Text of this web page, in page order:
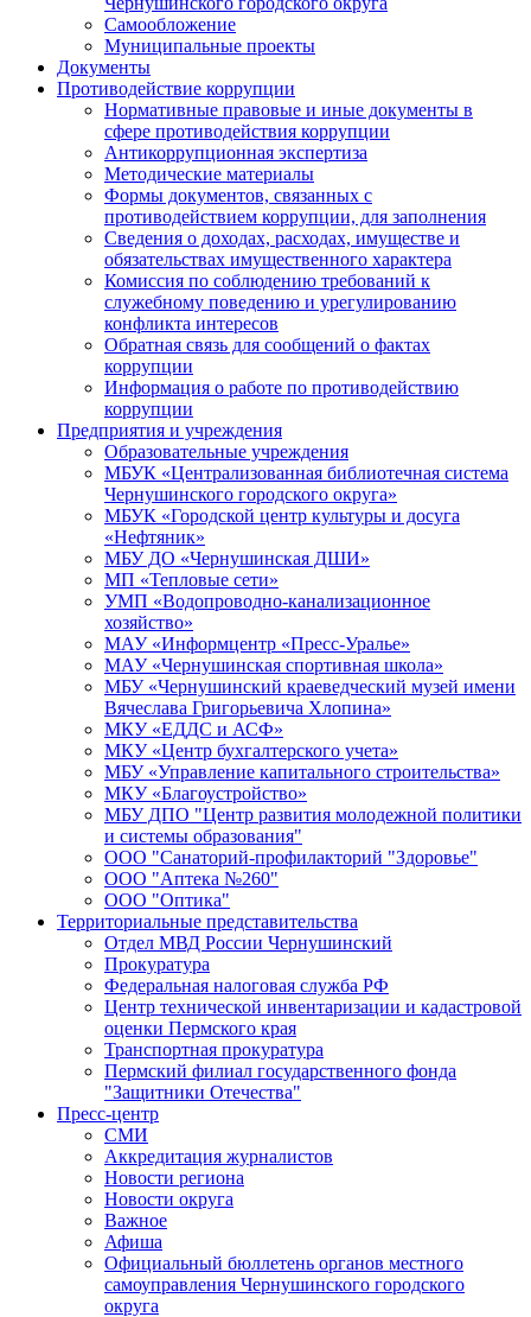
Самообложение
Муниципальные проекты
Документы
Противодействие коррупции
Нормативные правовые и иные документы в
сфере противодействия коррупции
Антикоррупционная экспертиза
Методические материалы
Формы документов, связанных с
противодействием коррупции, для заполнения
Сведения о доходах, расходах, имуществе и
обязательствах имущественного характера
Комиссия по соблюдению требований к
служебному поведению и урегулированию
конфликта интересов
Обратная связь для сообщений о фактах
коррупции
Информация о работе по противодействию
коррупции
Предприятия и учреждения
Образовательные учреждения
МБУК «Централизованная библиотечная система
Чернушинского городского округа»
МБУК «Городской центр культуры и досуга
«Нефтяник»
МБУ ДО «Чернушинская ДШИ»
МП «Тепловые сети»
УМП «Водопроводно-канализационное
хозяйство»
МАУ «Информцентр «Пресс-Уралье»
МАУ «Чернушинская спортивная школа»
МБУ «Чернушинский краеведческий музей имени
Вячеслава Григорьевича Хлопина»
МКУ «ЕДДС и АСФ»
МКУ «Центр бухгалтерского учета»
МБУ «Управление капитального строительства»
МКУ «Благоустройство»
МБУ ДПО "Центр развития молодежной политики
и системы образования"
ООО "Санаторий-профилакторий "Здоровье"
ООО "Аптека №260"
ООО "Оптика"
Территориальные представительства
Отдел МВД России Чернушинский
Прокуратура
Федеральная налоговая служба РФ
Центр технической инвентаризации и кадастровой
оценки Пермского края
Транспортная прокуратура
Пермский филиал государственного фонда
"Защитники Отечества"
Пресс-центр
СМИ
Аккредитация журналистов
Новости региона
Новости округа
Важное
Афиша
Официальный бюллетень органов местного
самоуправления Чернушинского городского
округа